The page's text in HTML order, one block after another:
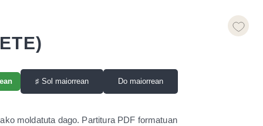
♯ Sol maiorrean Do maiorrean
moldatuta dago. Partitura PDF formatuan